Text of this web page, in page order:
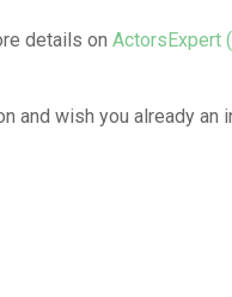
details onActorsExpert
and wish you already an